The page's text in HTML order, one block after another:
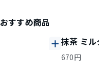
おすすめ商品
抹茶 ミ
670円